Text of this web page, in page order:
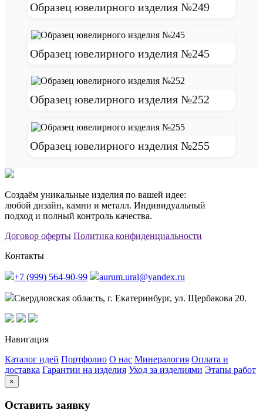
Образец ювелирного изделия №249
Образец ювелирного изделия №245
Образец ювелирного изделия №252
Образец ювелирного изделия №255
Создаём уникальные изделия по вашей идее:
любой дизайн, камни и металл. Индивидуальный
подход и полный контроль качества.
Договор оферты Политика конфиденциальности
Контакты
+7 (999) 564-90-99 aurum.ural@yandex.ru
Свердловская область, г. Екатеринбург, ул. Щербакова 20.
Навигация
Каталог идей Портфолио О нас Минералогия Оплата и
доставка Гарантии на изделия Уход за изделиями Этапы работ
×
Оставить заявку